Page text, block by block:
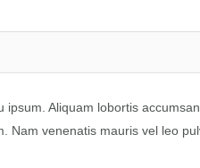
Aliquam lobortis
venenatis mauris vel leo